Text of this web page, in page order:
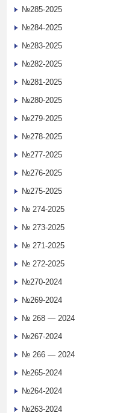
№285-2025
№284-2025
№283-2025
№282-2025
№281-2025
№280-2025
№279-2025
№278-2025
№277-2025
№276-2025
№275-2025
№ 274-2025
№ 273-2025
№ 271-2025
№ 272-2025
№270-2024
№269-2024
№ 268 — 2024
№267-2024
№ 266 — 2024
№265-2024
№264-2024
№263-2024